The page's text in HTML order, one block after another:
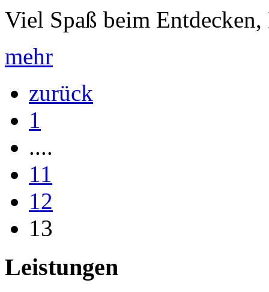
Viel Spaß beim
mehr
zurück
1
....
11
12
13
Leistungen